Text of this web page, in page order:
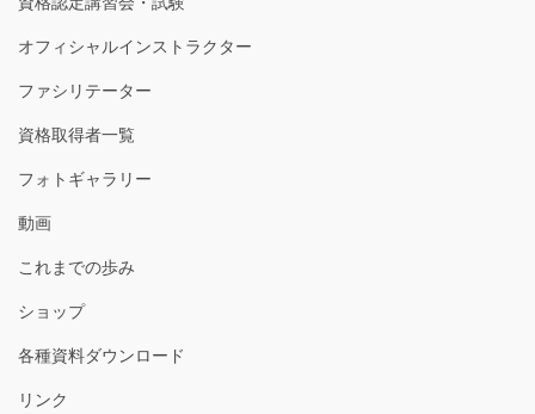
オフィシャルインストラクター
ファシリテーター
資格取得者一覧
フォトギャラリー
動画
これまでの歩み
ショップ
各種資料ダウンロード
リンク